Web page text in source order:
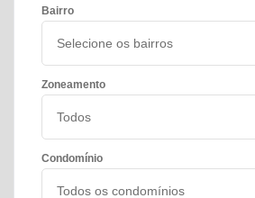
Bairro
Zoneamento
Condomínio